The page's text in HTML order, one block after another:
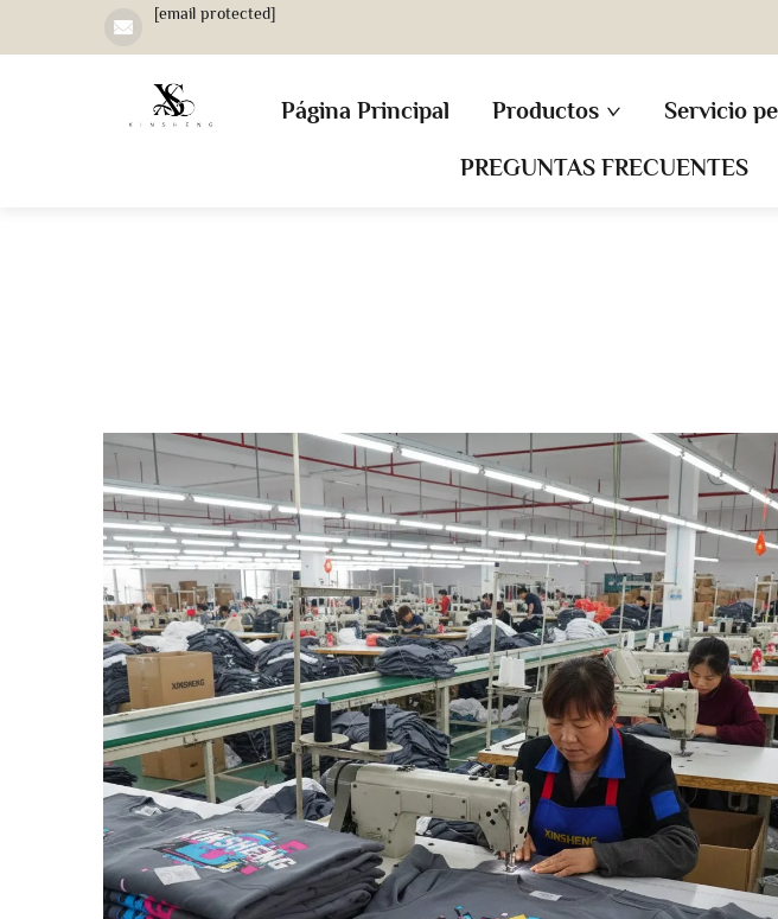
[email protected]
Página Principal Productos Servicio
PREGUNTAS FRECUENTES